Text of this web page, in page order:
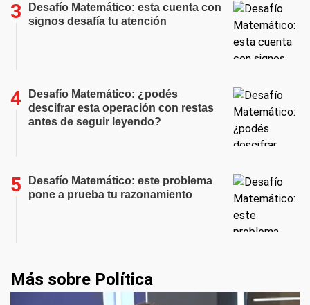
Desafío Matemático: esta cuenta con
signos desafía tu atención
Desafío Matemático: ¿podés
descifrar esta operación con restas
antes de seguir leyendo?
Desafío Matemático: este problema
pone a prueba tu razonamiento
Más sobre Política